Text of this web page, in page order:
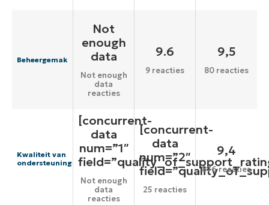
Beheergemak
Not
enough
data
Not enough
data
reacties
9.6
9 reacties
9,5
80 reacties
Kwaliteit van
ondersteuning
[concurrent-
data
num=”1″
Not enough
data
reacties
[concurrent-
data
num=”2″
25 reacties
9,4
876 reacties